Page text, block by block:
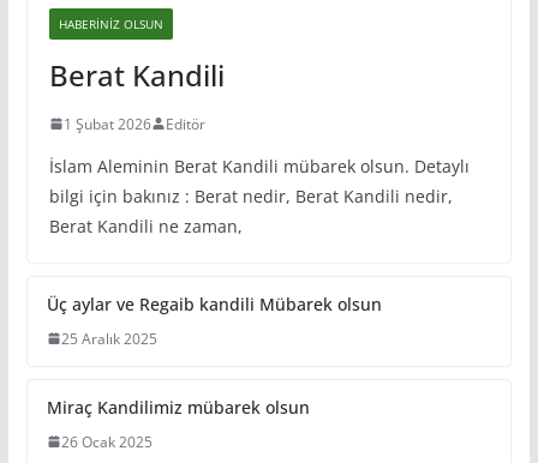
HABERINIZ OLSUN
Berat Kandili
1 Şubat 2026 Editör
İslam Aleminin Berat Kandili mübarek olsun. Detaylı
bilgi için bakınız : Berat nedir, Berat Kandili nedir,
Berat Kandili ne zaman,
Üç aylar ve Regaib kandili Mübarek olsun
25 Aralık 2025
Miraç Kandilimiz mübarek olsun
26 Ocak 2025